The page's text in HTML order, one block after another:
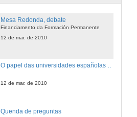
Mesa Redonda, debate
Financiamento da Formación Permanente
12 de mar. de 2010
O papel das universidades españolas no desenvolvemento da formación permanente.
12 de mar. de 2010
Quenda de preguntas